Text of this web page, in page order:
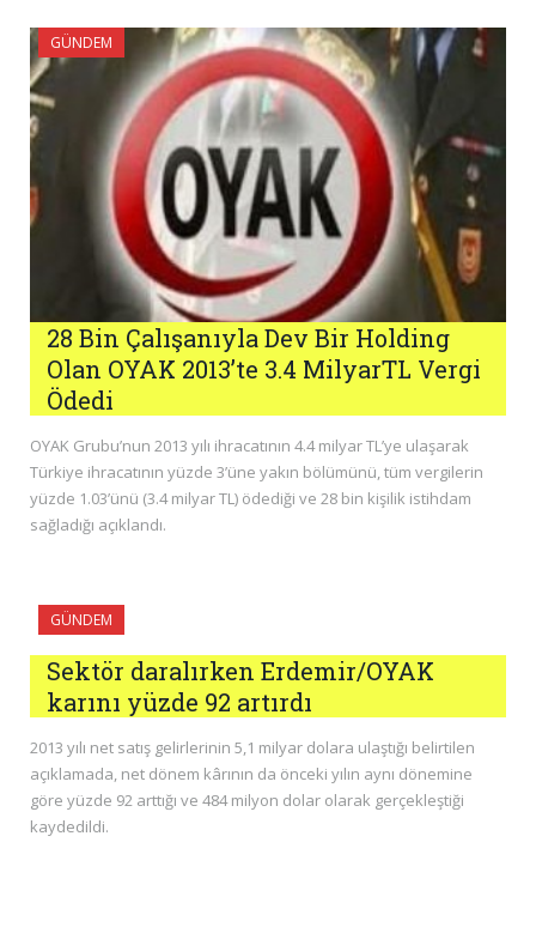
GÜNDEM
28 Bin Çalışanıyla Dev Bir Holding
Olan OYAK 2013’te 3.4 MilyarTL Vergi
Ödedi
OYAK Grubu’nun 2013 yılı ihracatının 4.4 milyar TL’ye ulaşarak
Türkiye ihracatının yüzde 3’üne yakın bölümünü, tüm vergilerin
yüzde 1.03’ünü (3.4 milyar TL) ödediği ve 28 bin kişilik istihdam
sağladığı açıklandı.
GÜNDEM
Sektör daralırken Erdemir/OYAK
karını yüzde 92 artırdı
2013 yılı net satış gelirlerinin 5,1 milyar dolara ulaştığı belirtilen
açıklamada, net dönem kârının da önceki yılın aynı dönemine
göre yüzde 92 arttığı ve 484 milyon dolar olarak gerçekleştiği
kaydedildi.